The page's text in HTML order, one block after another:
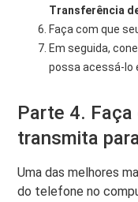
Transferência
Faça com que
Em seguida,
possa acessá-lo
Parte 4.
transmita
Uma das melhores
do telefone no